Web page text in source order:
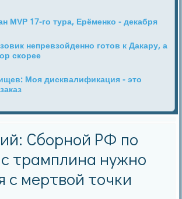
MVP 17-го тура, Ерёменко - декабря
непревзойденно готов к Дакару, а
скорее
Моя дисквалификация - это
Сборной РФ по
трамплина нужно
с мертвой точки